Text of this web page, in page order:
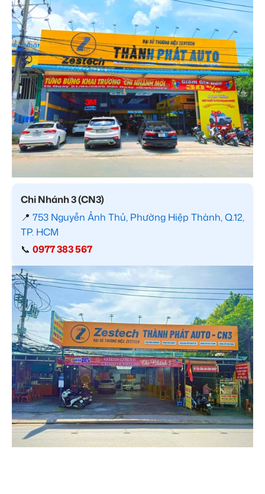
Chi Nhánh 3 (CN3)
📍 753 Nguyễn Ảnh Thủ, Phường Hiệp Thành, Q.12,
TP. HCM
📞 0977 383 567